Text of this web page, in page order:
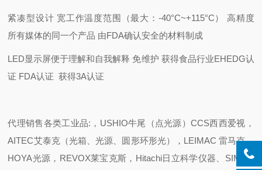
紧凑型设计 宽工作温度范围（最大：-40°C~+115°C） 高精度
所有媒体的同一个产品 由FDA确认安全的材料制成
LED显示屏便于理解和自我解释 免维护 获得食品行业EHEDG认
证 FDA认证 获得3A认证
代理销售各类工业品:，USHIO牛尾（点光源）CCS西西爱视，
AITEC艾泰克（光箱、光源、圆形环形光），LEIMAC 雷马克、
HOYA光源，REVOX莱宝克斯，Hitachi日立科学仪器、SIMCO